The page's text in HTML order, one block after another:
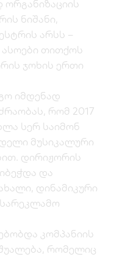
ნიშანი,
არსს –
ასოები თითქოს
ჯოხის ერთი
იმდენად
რომ 2017
სერ საიმონ
მუსიკალური
დირიჟორის
და
დინამიკური
კომპანიის
რომელიც